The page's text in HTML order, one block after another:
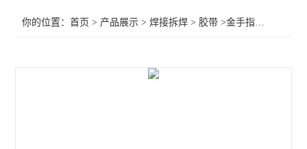
你的位置：首页 > 产品展示 >焊接拆焊 > 胶带 >金手指胶带10MM